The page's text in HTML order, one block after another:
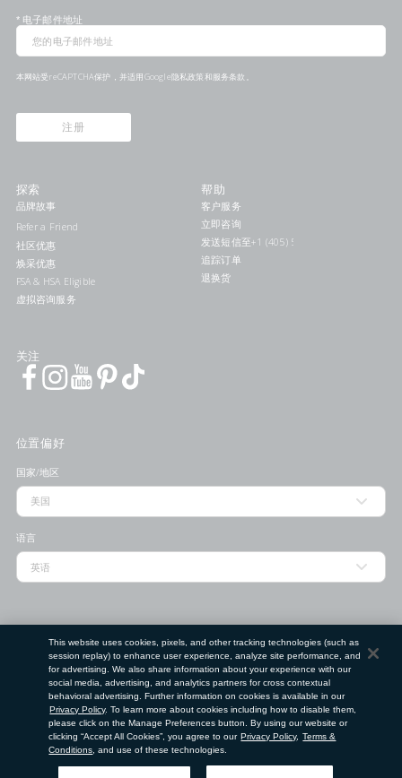
* 电子邮件地址
本网站受reCAPTCHA保护，并适用Google隐私政策和服务条款 。
注册
探索
品牌故事
Refer a Friend
社区优惠
焕采优惠
FSA & HSA Eligible
虚拟咨询服务
帮助
客户服务
立即咨询
发送短信至+1 (405) 578-7046联系我们
追踪订单
退换货
关注
位置偏好
国家/地区
语言
邮政编码
提交
Clé de Peau Beauté Co.,Ltd. 版权所有。
使用条款 隐私政策 请勿出售或分享我的个人信息
This website uses cookies, pixels, and other tracking technologies (such as
session replay) to enhance user experience, analyze site performance, and
for advertising. We also share information about your experience with our
social media, advertising, and analytics partners for cross contextual
behavioral advertising. Further information on cookies is available in our
Privacy Policy. To learn more about cookies including how to disable them,
please click on the Manage Preferences button. By using our website or
clicking “Accept All Cookies”, you agree to our Privacy Policy, Terms &
Conditions , and use of these technologies.